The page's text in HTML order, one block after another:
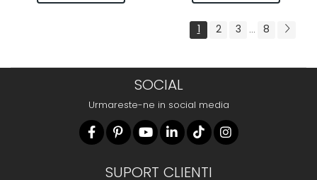
1 2 3 ... 8
SOCIAL
Urmareste-ne in social media
SUPORT CLIENTI